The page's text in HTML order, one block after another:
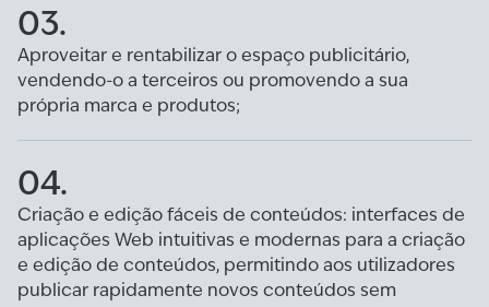
03.
Aproveitar e rentabilizar o espaço publicitário,
vendendo-o a terceiros ou promovendo a sua
própria marca e produtos;
04.
Criação e edição fáceis de conteúdos: interfaces de
aplicações Web intuitivas e modernas para a criação
e edição de conteúdos, permitindo aos utilizadores
publicar rapidamente novos conteúdos sem